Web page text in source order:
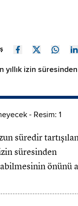
izin
süredir
süresinden
önünü